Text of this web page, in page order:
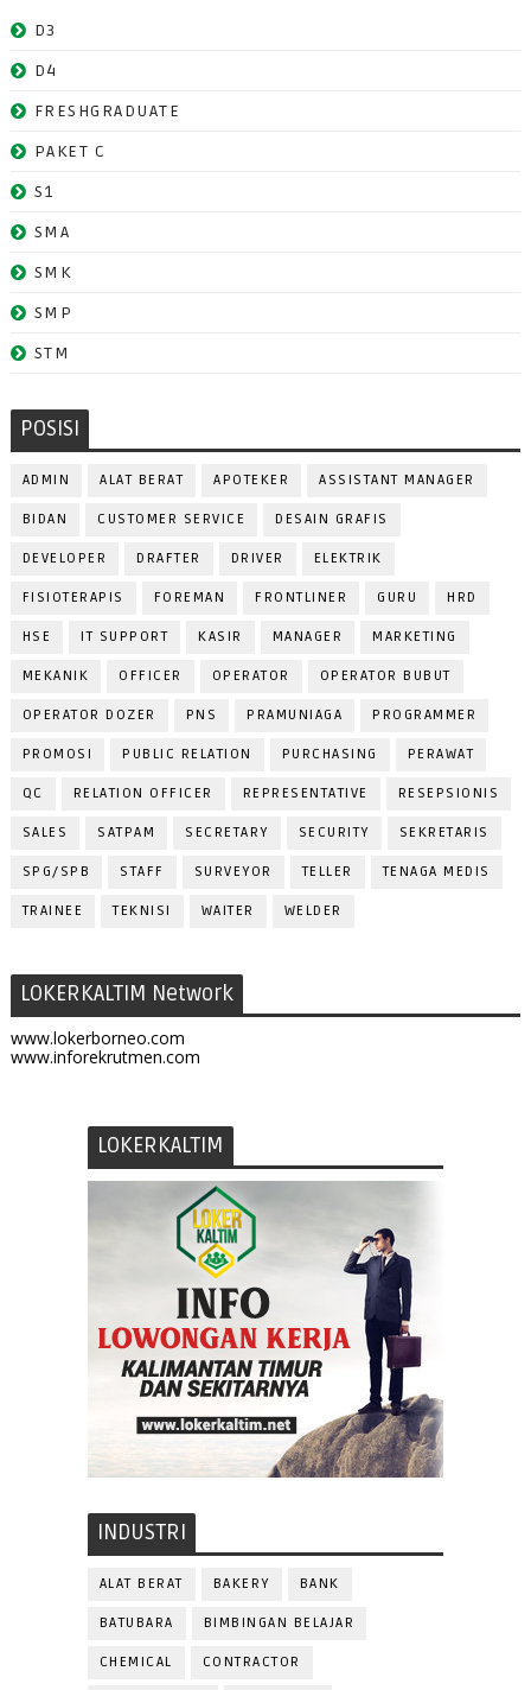
D3
D4
FRESHGRADUATE
PAKET C
S1
SMA
SMK
SMP
STM
POSISI
ADMIN ALAT BERAT APOTEKER ASSISTANT MANAGER
BIDAN CUSTOMER SERVICE DESAIN GRAFIS
DEVELOPER DRAFTER DRIVER ELEKTRIK
FISIOTERAPIS FOREMAN FRONTLINER GURU HRD
HSE IT SUPPORT KASIR MANAGER MARKETING
MEKANIK OFFICER OPERATOR OPERATOR BUBUT
OPERATOR DOZER PNS PRAMUNIAGA PROGRAMMER
PROMOSI PUBLIC RELATION PURCHASING PERAWAT
QC RELATION OFFICER REPRESENTATIVE RESEPSIONIS
SALES SATPAM SECRETARY SECURITY SEKRETARIS
SPG/SPB STAFF SURVEYOR TELLER TENAGA MEDIS
TRAINEE TEKNISI WAITER WELDER
LOKERKALTIM Network
www.lokerborneo.com
www.inforekrutmen.com
LOKERKALTIM
INDUSTRI
ALAT BERAT BAKERY BANK
BATUBARA BIMBINGAN BELAJAR
CHEMICAL CONTRACTOR